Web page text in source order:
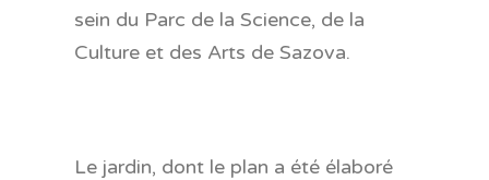
sein du Parc de la Science, de la
Culture et des Arts de Sazova.
Le jardin, dont le plan a été élaboré